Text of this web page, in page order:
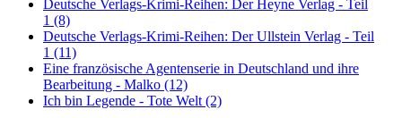
Deutsche Verlags-Krimi-Reihen: Der Heyne Verlag - Teil
1 (8)
Deutsche Verlags-Krimi-Reihen: Der Ullstein Verlag - Teil
1 (11)
Eine französische Agentenserie in Deutschland und ihre
Bearbeitung - Malko (12)
Ich bin Legende - Tote Welt (2)